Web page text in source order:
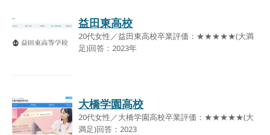
益田東高校
20代女性／益田東高校卒業評価：★★★★★(大満
足)回答：2023年
大橋学園高校
20代女性／大橋学園高校卒業評価：★★★★★(大
満足)回答：2023